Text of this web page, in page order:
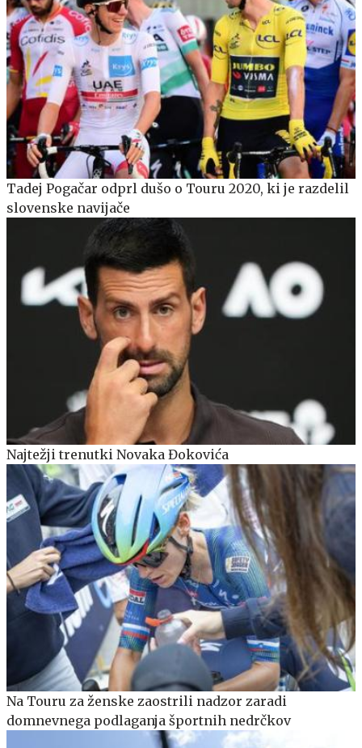
Tadej Pogačar odprl dušo o Touru 2020, ki je razdelil
slovenske navijače
Najtežji trenutki Novaka Đokovića
Na Touru za ženske zaostrili nadzor zaradi
domnevnega podlaganja športnih nedrčkov